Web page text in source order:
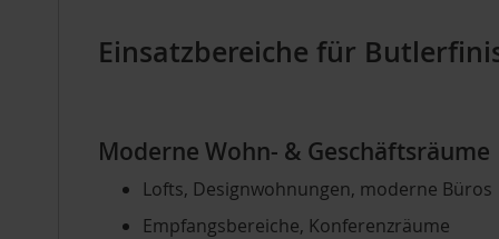
Einsatzbereiche für
Moderne Wohn- & Geschäftsräume
Lofts, Designwohnungen, moderne Büros
Empfangsbereiche, Konferenzräume